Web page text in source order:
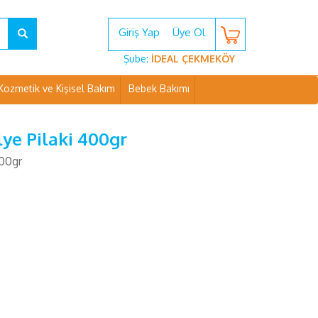
Giriş Yap Üye Ol
Şube: İDEAL ÇEKMEKÖY
ve Kişisel Bakım Bebek Bakımı
Pilaki 400gr